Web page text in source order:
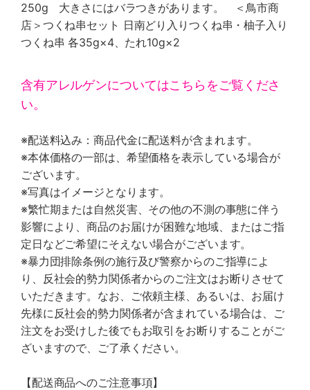
250g 大きさにはバラつきがあります。 ＜鳥市商
店＞つくね串セット 日南どり入りつくね串・柚子入り
つくね串 各35g×4、たれ10g×2
含有アレルゲンについてはこちらをご覧くださ
い。
※配送料込み：商品代金に配送料が含まれます。
※本体価格の一部は、希望価格を表示している場合が
ございます。
※写真はイメージとなります。
※繁忙期または自然災害、その他の不測の事態に伴う
影響により、商品のお届けが困難な地域、またはご指
定日などご希望にそえない場合がございます。
※暴力団排除条例の施行及び警察からのご指導によ
り、反社会的勢力関係者からのご注文はお断りさせて
いただきます。なお、ご依頼主様、あるいは、お届け
先様に反社会的勢力関係者が含まれている場合は、ご
注文をお受けした後でもお取引をお断りすることがご
ざいますので、ご了承ください。
【配送商品へのご注意事項】